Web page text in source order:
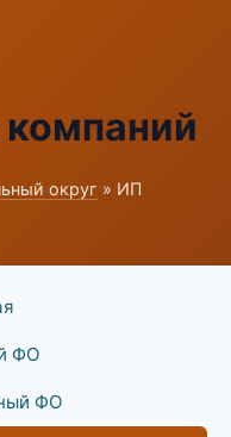
округ » ИП
ФО
ФО